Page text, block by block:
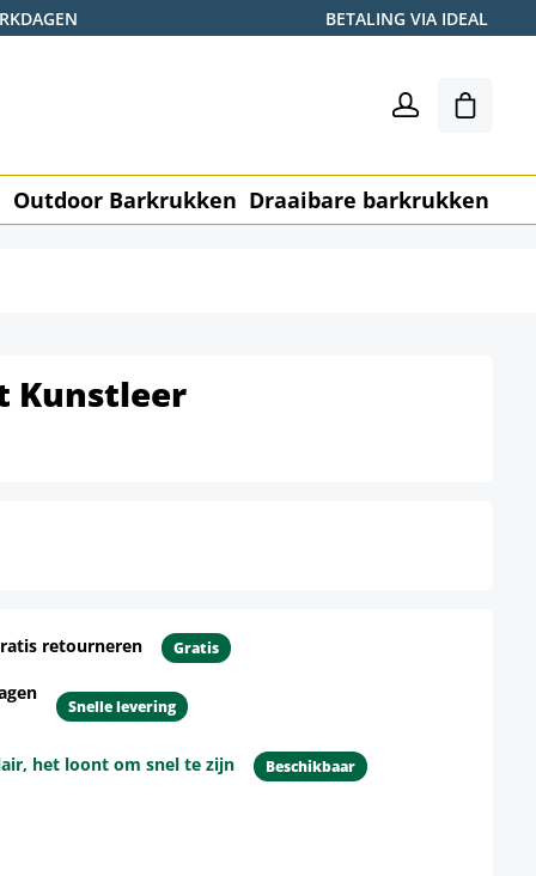
BETALING VIA IDEAL
Outdoor Barkrukken Draaibare barkrukken
Kunstleer
retourneren Gratis
Snelle levering
het loont om snel te zijn Beschikbaar